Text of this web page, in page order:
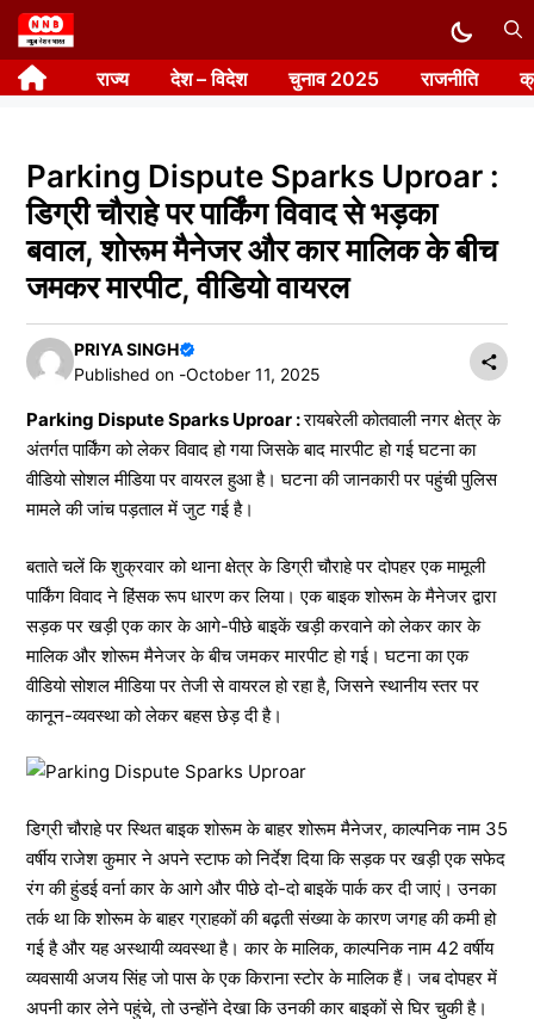
Skip
to
content राज्य देश – विदेश चुनाव 2025 राजनीति
Parking Dispute Sparks Uproar :
डिग्री चौराहे पर पार्किंग विवाद से भड़का
बवाल, शोरूम मैनेजर और कार मालिक के बीच
जमकर मारपीट, वीडियो वायरल
PRIYA SINGH
Published on -October 11, 2025
Parking Dispute Sparks Uproar :रायबरेली कोतवाली नगर क्षेत्र के
अंतर्गत पार्किंग को लेकर विवाद हो गया जिसके बाद मारपीट हो गई घटना का
वीडियो सोशल मीडिया पर वायरल हुआ है। घटना की जानकारी पर पहुंची पुलिस
मामले की जांच पड़ताल में जुट गई है।
बताते चलें कि शुक्रवार को थाना क्षेत्र के डिग्री चौराहे पर दोपहर एक मामूली
पार्किंग विवाद ने हिंसक रूप धारण कर लिया। एक बाइक शोरूम के मैनेजर द्वारा
सड़क पर खड़ी एक कार के आगे-पीछे बाइकें खड़ी करवाने को लेकर कार के
मालिक और शोरूम मैनेजर के बीच जमकर मारपीट हो गई। घटना का एक
वीडियो सोशल मीडिया पर तेजी से वायरल हो रहा है, जिसने स्थानीय स्तर पर
कानून-व्यवस्था को लेकर बहस छेड़ दी है।
डिग्री चौराहे पर स्थित बाइक शोरूम के बाहर शोरूम मैनेजर, काल्पनिक नाम 35
वर्षीय राजेश कुमार ने अपने स्टाफ को निर्देश दिया कि सड़क पर खड़ी एक सफेद
रंग की हुंडई वर्ना कार के आगे और पीछे दो-दो बाइकें पार्क कर दी जाएं। उनका
तर्क था कि शोरूम के बाहर ग्राहकों की बढ़ती संख्या के कारण जगह की कमी हो
गई है और यह अस्थायी व्यवस्था है। कार के मालिक, काल्पनिक नाम 42 वर्षीय
व्यवसायी अजय सिंह जो पास के एक किराना स्टोर के मालिक हैं। जब दोपहर में
अपनी कार लेने पहुंचे, तो उन्होंने देखा कि उनकी कार बाइकों से घिर चुकी है।